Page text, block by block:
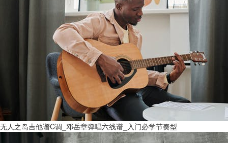
无人之岛吉他谱C调_邓岳章弹唱六线谱_入门必学节奏型